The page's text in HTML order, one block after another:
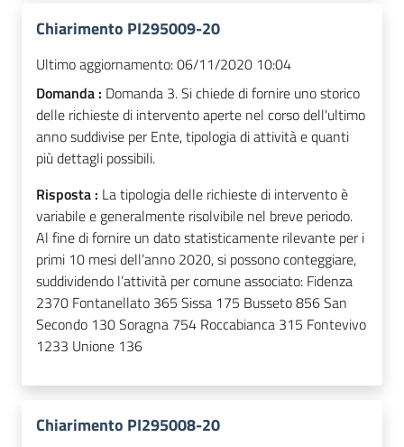
Chiarimento PI295009-20
Ultimo aggiornamento:06/11/2020 10:04
Domanda : Domanda 3. Si chiede di fornire uno storico
delle richieste di intervento aperte nel corso dell'ultimo
anno suddivise per Ente, tipologia di attività e quanti
più dettagli possibili.
Risposta : La tipologia delle richieste di intervento è
variabile e generalmente risolvibile nel breve periodo.
Al fine di fornire un dato statisticamente rilevante per i
primi 10 mesi dell’anno 2020, si possono conteggiare,
suddividendo l’attività per comune associato: Fidenza
2370 Fontanellato 365 Sissa 175 Busseto 856 San
Secondo 130 Soragna 754 Roccabianca 315 Fontevivo
1233 Unione 136
Chiarimento PI295008-20